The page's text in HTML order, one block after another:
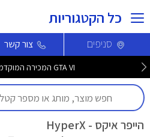
כל הקטגוריות
סניפים צור קשר
GTA VI המכירה המוקדמת החלה >>>
הייפר איקס - HyperX